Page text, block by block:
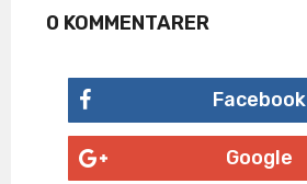
0 KOMMENTARER
Facebook
Google